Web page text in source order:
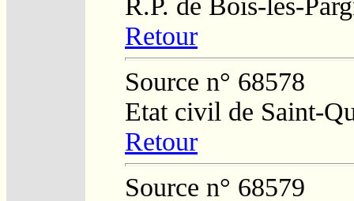
R.P. de Bois-lès-
Retour
Source n° 68578
Etat civil de Saint-
Retour
Source n° 68579